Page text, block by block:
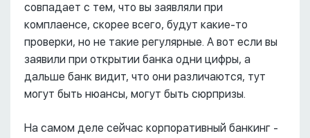
совпадает с тем, что вы заявляли при
комплаенсе, скорее всего, будут какие-то
проверки, но не такие регулярные. А вот если вы
заявили при открытии банка одни цифры, а
дальше банк видит, что они различаются, тут
могут быть нюансы, могут быть сюрпризы.
На самом деле сейчас корпоративный банкинг -